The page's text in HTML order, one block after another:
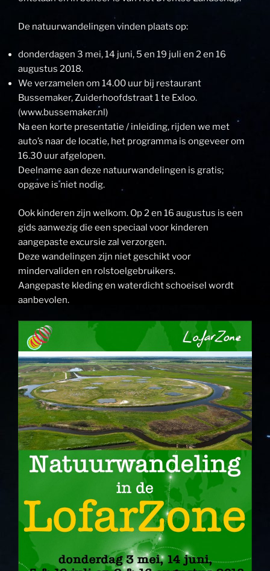
De natuurwandelingen vinden plaats op:
donderdagen 3 mei, 14 juni, 5 en 19 juli en 2 en 16
augustus 2018.
We verzamelen om 14.00 uur bij restaurant
Bussemaker, Zuiderhoofdstraat 1 te Exloo.
(www.bussemaker.nl)
Na een korte presentatie / inleiding, rijden we met
auto’s naar de locatie, het programma is ongeveer om
16.30 uur afgelopen.
Deelname aan deze natuurwandelingen is gratis;
opgave is niet nodig.
Ook kinderen zijn welkom. Op 2 en 16 augustus is een
gids aanwezig die een speciaal voor kinderen
aangepaste excursie zal verzorgen.
Deze wandelingen zijn niet geschikt voor
mindervaliden en rolstoelgebruikers.
Aangepaste kleding en waterdicht schoeisel wordt
aanbevolen.